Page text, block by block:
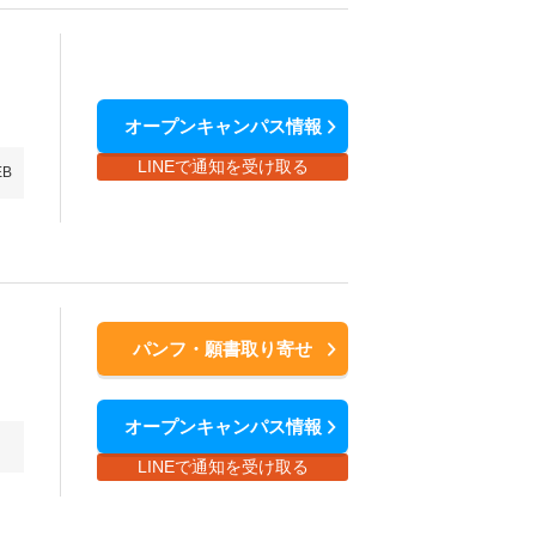
オープンキャンパス情報
LINEで通知を受け取る
パンフ・願書取り寄せ
オープンキャンパス情報
LINEで通知を受け取る